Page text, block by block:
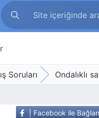
Soruları Ondalıklı
| Facebook ile Bağlan